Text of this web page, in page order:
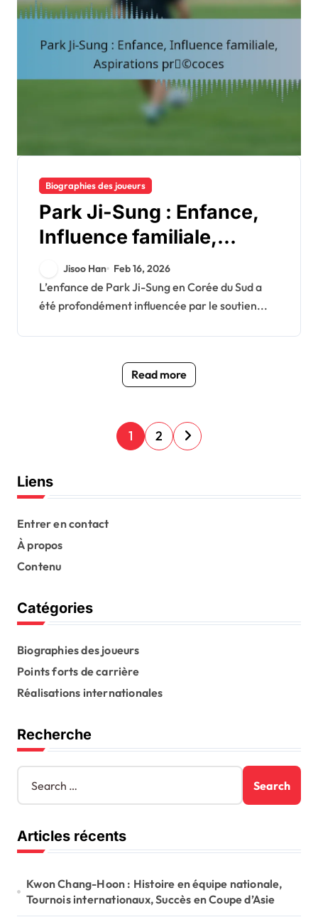
Biographies des joueurs
Park Ji-Sung : Enfance,
Influence familiale,
Aspirations précoces
Jisoo Han Feb 16, 2026
L’enfance de Park Ji-Sung en Corée du Sud a
été profondément influencée par le soutien...
Read more
P
o
t
i
n
a
t
n
1 2
Liens
Entrer en contact
À propos
Contenu
Catégories
Biographies des joueurs
Points forts de carrière
Réalisations internationales
Recherche
S
a
c
h
r
:
Articles récents
Kwon Chang-Hoon : Histoire en équipe nationale,
Tournois internationaux, Succès en Coupe d’Asie